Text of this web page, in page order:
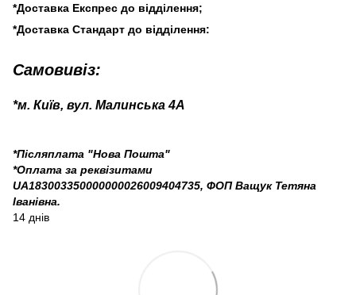
*Доставка Експрес до відділення;
*Доставка Стандарт до відділення:
Самовивіз:
*м. Київ, вул. Малинська 4А
*Післяплата "Нова Пошта"
*Оплата за реквізитами
UA183003350000000026009404735, ФОП Ващук Тетяна
Іванівна.
14 днів